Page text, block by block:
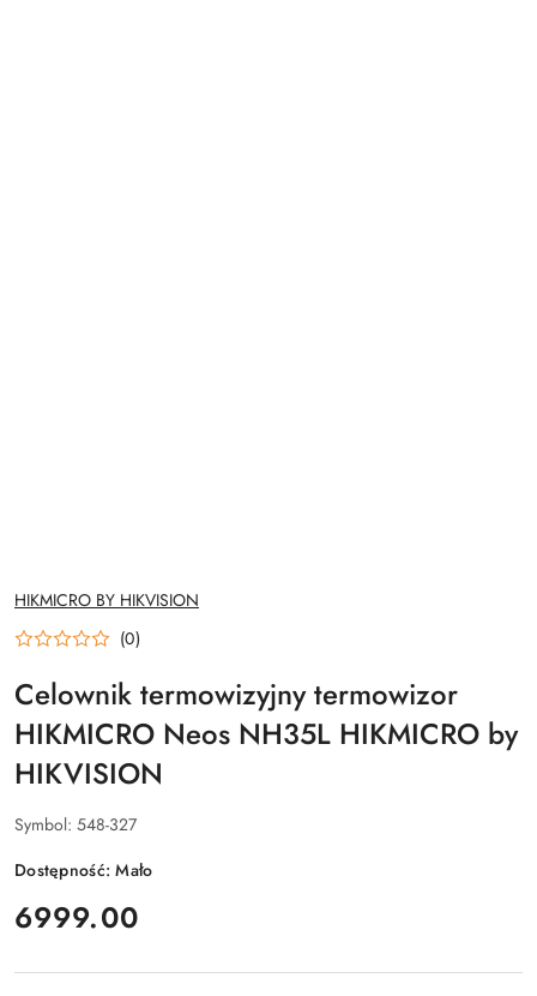
NAZWA
PRODUCENTA:
HIKMICRO BY HIKVISION
(0)
Celownik termowizyjny termowizor
HIKMICRO Neos NH35L HIKMICRO by
HIKVISION
Symbol: 548-327
Dostępność:Mało
cena:
6999.00